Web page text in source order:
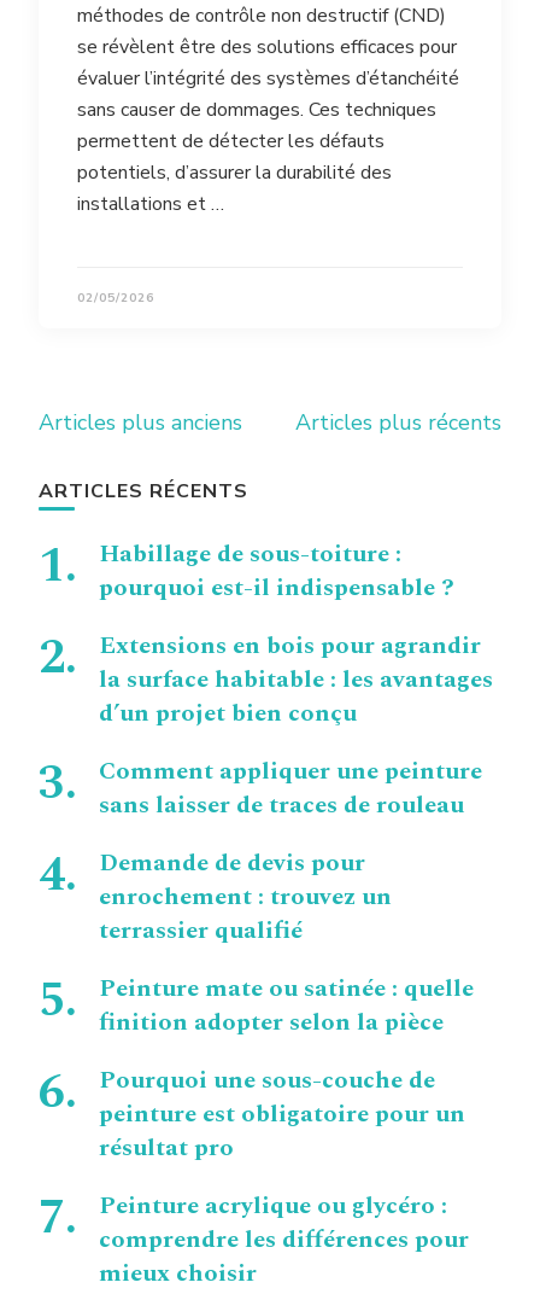
méthodes de contrôle non destructif (CND)
se révèlent être des solutions efficaces pour
évaluer l’intégrité des systèmes d’étanchéité
sans causer de dommages. Ces techniques
permettent de détecter les défauts
potentiels, d’assurer la durabilité des
installations et …
02/05/2026
Navigation
articles
Articles plus anciens Articles plus récents
ARTICLES RÉCENTS
Habillage de sous-toiture :
pourquoi est-il indispensable ?
Extensions en bois pour agrandir
la surface habitable : les avantages
d’un projet bien conçu
Comment appliquer une peinture
sans laisser de traces de rouleau
Demande de devis pour
enrochement : trouvez un
terrassier qualifié
Peinture mate ou satinée : quelle
finition adopter selon la pièce
Pourquoi une sous-couche de
peinture est obligatoire pour un
résultat pro
Peinture acrylique ou glycéro :
comprendre les différences pour
mieux choisir